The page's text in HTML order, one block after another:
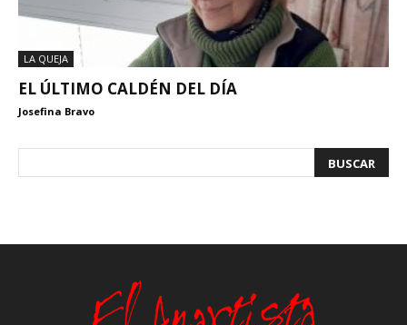
LA QUEJA
EL ÚLTIMO CALDÉN DEL DÍA
Josefina Bravo